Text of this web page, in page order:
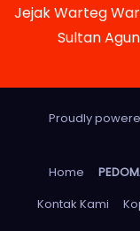
Jejak Warteg
Sultan
Proudly
Home
Kontak Kami